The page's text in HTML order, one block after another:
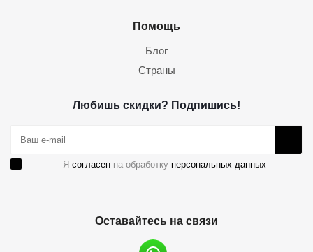
Помощь
Блог
Страны
Любишь скидки? Подпишись!
Я согласен на обработку персональных данных
Оставайтесь на связи